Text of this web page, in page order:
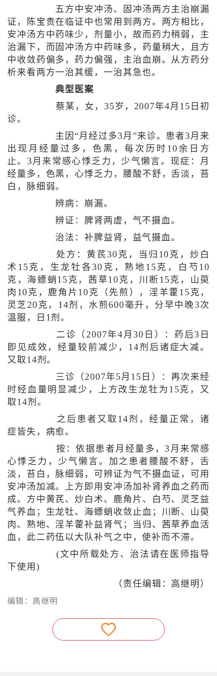
五方中安冲汤、固冲汤两方主治崩漏
证，陈宝贵在临证中也常用到两方。两方相比，
安冲汤方中药味少，剂量小，故而药力稍弱，主
治漏下，而固冲汤方中药味多，药量稍大，且方
中收敛药偏多，药力偏强，主治血崩。从方药分
析来看两方一治其缓，一治其急也。
典型医案
蔡某，女，35岁，2007年4月15日初
诊。
主因“月经过多3月”来诊。患者3月来
出现月经量过多，色黑，每次历时10余日方
止。3月来常感心悸乏力，少气懒言。现症：月
经量多，色黑，心悸乏力，腰酸不舒，舌淡，苔
白，脉细弱。
辨病：崩漏。
辨证：脾肾两虚，气不摄血。
治法：补脾益肾，益气摄血。
处方：黄芪30克，当归10克，炒白
术15克，生龙牡各30克，熟地15克，白芍10
克，海螵蛸15克，茜草10克，川断15克，山萸
肉10克，鹿角片10克（先煎），淫羊藿15克，
灵芝20克，14剂，水煎600毫升，分早中晚3次
温服，日1剂。
二诊（2007年4月30日）：药后3日
即见成效，经量较前减少，14剂后诸症大减。
又取14剂。
三诊（2007年5月15日）：再次来经
时经血量明显减少，上方改生龙牡为15克，又
取14剂。
之后患者又取14剂，经量正常，诸
症皆失，病愈。
按：依据患者月经量多，3月来常感
心悸乏力，少气懒言。加之患者腰酸不舒，舌
淡，苔白，脉细弱，可辨证为气不摄血证，可用
安冲汤加减。上方即用安冲汤加补肾养血之药而
成。方中黄芪、炒白术、鹿角片、白芍、灵芝益
气养血；生龙牡、海螵蛸收敛止血；川断、山萸
肉、熟地、淫羊藿补益肾气；当归、茜草养血活
血，此二药伍以大队补气之中，使补而不滞。
(文中所载处方、治法请在医师指导
下使用)
（责任编辑：高继明）
编辑：高继明